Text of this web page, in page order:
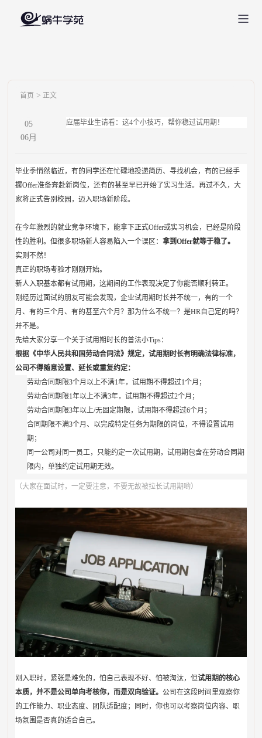
首页 > 正文
05
06月
应届毕业生请看：这4个小技巧，帮你稳过试用期！
毕业季悄然临近，有的同学还在忙碌地投递简历、寻找机会，有的已经手
握Offer准备奔赴新岗位，还有的甚至早已开始了实习生活。再过不久，大
家将正式告别校园，迈入职场新阶段。
在今年激烈的就业竞争环境下，能拿下正式Offer或实习机会，已经是阶段
性的胜利。但很多职场新人容易陷入一个误区：拿到Offer就等于稳了。
实则不然！
真正的职场考验才刚刚开始。
新人入职基本都有试用期，这期间的工作表现决定了你能否顺利转正。
刚经历过面试的朋友可能会发现，企业试用期时长并不统一，有的一个
月、有的三个月、有的甚至六个月？那为什么不统一？是HR自己定的吗？
并不是。
先给大家分享一个关于试用期时长的普法小Tips：
根据《中华人民共和国劳动合同法》规定，试用期时长有明确法律标准，
公司不得随意设置、延长或重复约定：
劳动合同期限3个月以上不满1年，试用期不得超过1个月；
劳动合同期限1年以上不满3年，试用期不得超过2个月；
劳动合同期限3年以上/无固定期限，试用期不得超过6个月；
合同期限不满3个月、以完成特定任务为期限的岗位，不得设置试用
期；
同一公司对同一员工，只能约定一次试用期，试用期包含在劳动合同期
限内，单独约定试用期无效。
（大家在面试时，一定要注意，不要无故被拉长试用期哟）
刚入职时，紧张是难免的，怕自己表现不好、怕被淘汰，但试用期的核心
本质，并不是公司单向考核你，而是双向验证。公司在这段时间里观察你
的工作能力、职业态度、团队适配度；同时，你也可以考察岗位内容、职
场氛围是否真的适合自己。